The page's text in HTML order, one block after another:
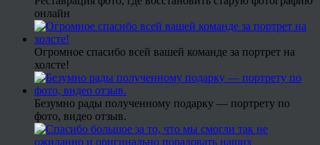
онлайн
Огромное спасибо всей вашей команде за портрет на
холсте!
Безумно рады полученному подарку — портрету по
фото, видео отзыв.